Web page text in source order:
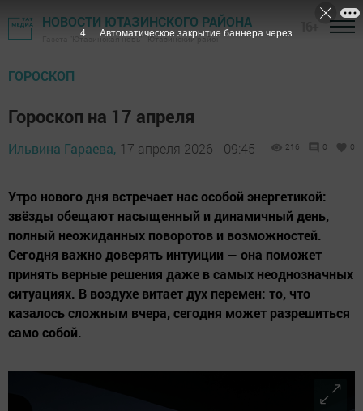
НОВОСТИ ЮТАЗИНСКОГО РАЙОНА
Газета "Ютазинская новь" - Ютазинский район
ГОРОСКОП
Гороскоп на 17 апреля
Ильвина Гараева, 17 апреля 2026 - 09:45 216 0 0
Утро нового дня встречает нас особой энергетикой:
звёзды обещают насыщенный и динамичный день,
полный неожиданных поворотов и возможностей.
Сегодня важно доверять интуиции — она поможет
принять верные решения даже в самых неоднозначных
ситуациях. В воздухе витает дух перемен: то, что
казалось сложным вчера, сегодня может разрешиться
само собой.
3 Автоматическое закрытие баннера через